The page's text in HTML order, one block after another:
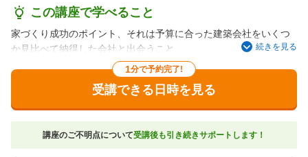
この講座で学べること
家づくり成功のポイント、それは予算に合った建築会社をいくつ
か見比べて納得した会社と出会うこと。
でも実際は、家の大きさやこだわりによって建物にかかる費用は
さまざまだし、「高い」「安い」の基準なんてわからない！
そんな人のために、建物価格の相場から、見落としがちな費用ま
で、気になるポイントをわかりやすくお教えします。
「わが家の予算で建てられるのかしら…」と不安な人にもおすす
めです。
続きを見る
1分で予約完了!
受講できる日時を見る
講座のご不明点について受講後も引き続きサポートします！